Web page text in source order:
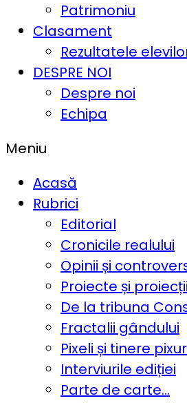
Patrimoniu
Clasament
Rezultatele
DESPRE NOI
Despre noi
Echipa
Meniu
Acasă
Rubrici
Editorial
Cronicile realului
Opinii și
Proiecte și proiecții
De la tribuna
Fractalii gândului
Pixeli și tinere
Interviurile ediției
Parte de carte…